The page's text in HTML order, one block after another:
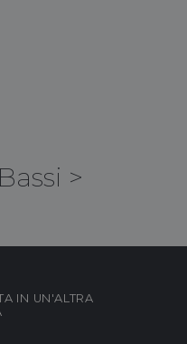
>
IN UN'ALTRA